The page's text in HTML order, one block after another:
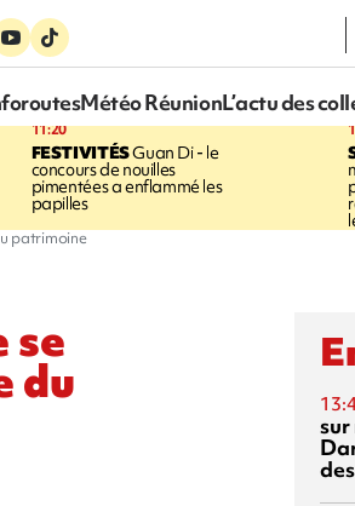
Météo RéunionL’actu des
11:20
FESTIVITÉSGuan Di - le
concours de nouilles
pimentées a enflammé les
papilles
patrimoine
se
du
sur